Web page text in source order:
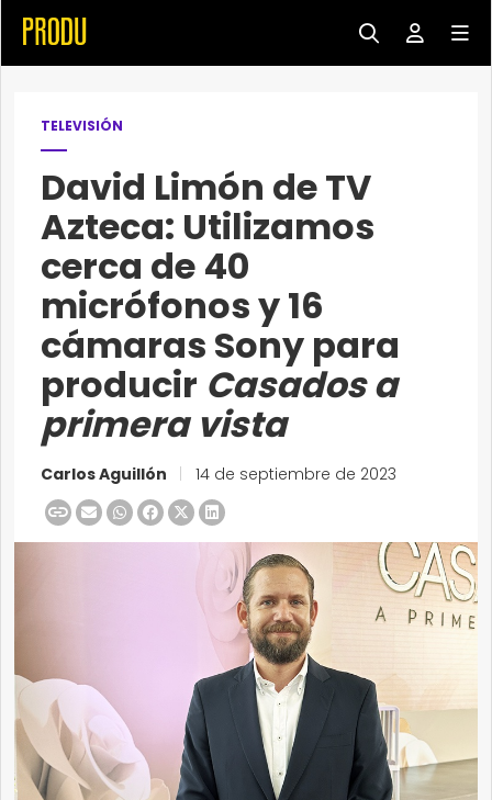
TELEVISIÓN
David Limón de TV
Azteca: Utilizamos
cerca de 40
micrófonos y 16
cámaras Sony para
producir Casados a
primera vista
Carlos Aguillón 14 de septiembre de 2023